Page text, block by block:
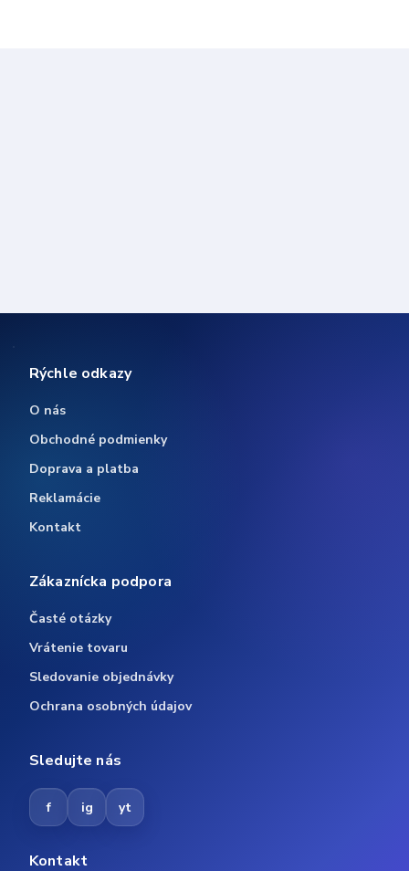
Rýchle odkazy
O nás
Obchodné podmienky
Doprava a platba
Reklamácie
Kontakt
Zákaznícka podpora
Časté otázky
Vrátenie tovaru
Sledovanie objednávky
Ochrana osobných údajov
Sledujte nás
f ig yt
Kontakt